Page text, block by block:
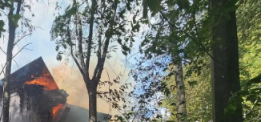
площадку. 20 детишек на
все получится - может
Александр Дрозденко.